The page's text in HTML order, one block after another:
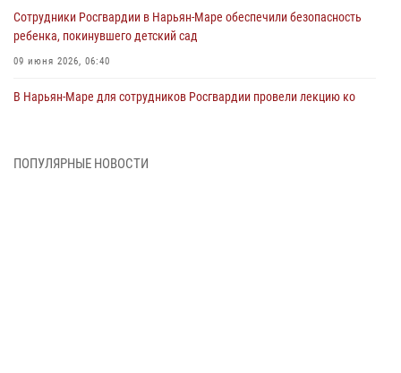
Сотрудники Росгвардии в Нарьян-Маре обеспечили безопасность
ребенка, покинувшего детский сад
09 июня 2026, 06:40
В Нарьян-Маре для сотрудников Росгвардии провели лекцию ко
ПОПУЛЯРНЫЕ НОВОСТИ